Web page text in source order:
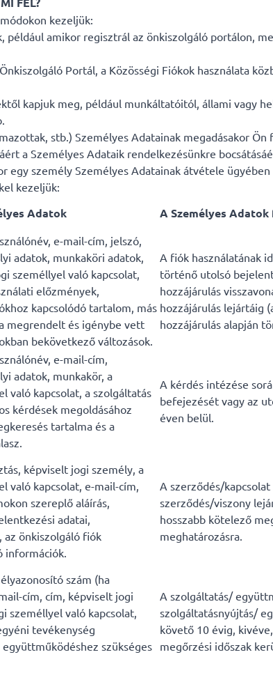
kezeljük:
például amikor regisztrál az önkiszolgáló portálon,
Portál, a Közösségi Fiókok használata
kapjuk meg, például munkáltatóitól, állami vagy
stb.) Személyes Adatainak megadásakor
a Személyes Adataik rendelkezésünkre
egy személy Személyes Adatainak átvétele
kezeljük:
Adatok A Személyes
e-mail-cím, jelszó,
adatok, munkaköri adatok,
személlyel való kapcsolat,
előzmények,
kapcsolódó tartalom, más
megrendelt és igénybe vett
bekövetkező változások.
A fiók használatának
történő utolsó
hozzájárulás
hozzájárulás lejártáig
hozzájárulás alapján
e-mail-cím,
adatok, munkakör, a
való kapcsolat, a szolgáltatás
kérdések megoldásához
tartalma és a
A kérdés intézése
befejezését vagy az
éven belül.
képviselt jogi személy, a
való kapcsolat, e-mail-cím,
szereplő aláírás,
adatai,
az önkiszolgáló fiók
információk.
A szerződés/
szerződés/viszony
hosszabb kötelező
meghatározásra.
szám (ha
cím, cím, képviselt jogi
személlyel való kapcsolat,
tevékenység
együttműködéshez szükséges
A szolgáltatás/
szolgáltatásnyújtás/
követő 10 évig,
megőrzési időszak